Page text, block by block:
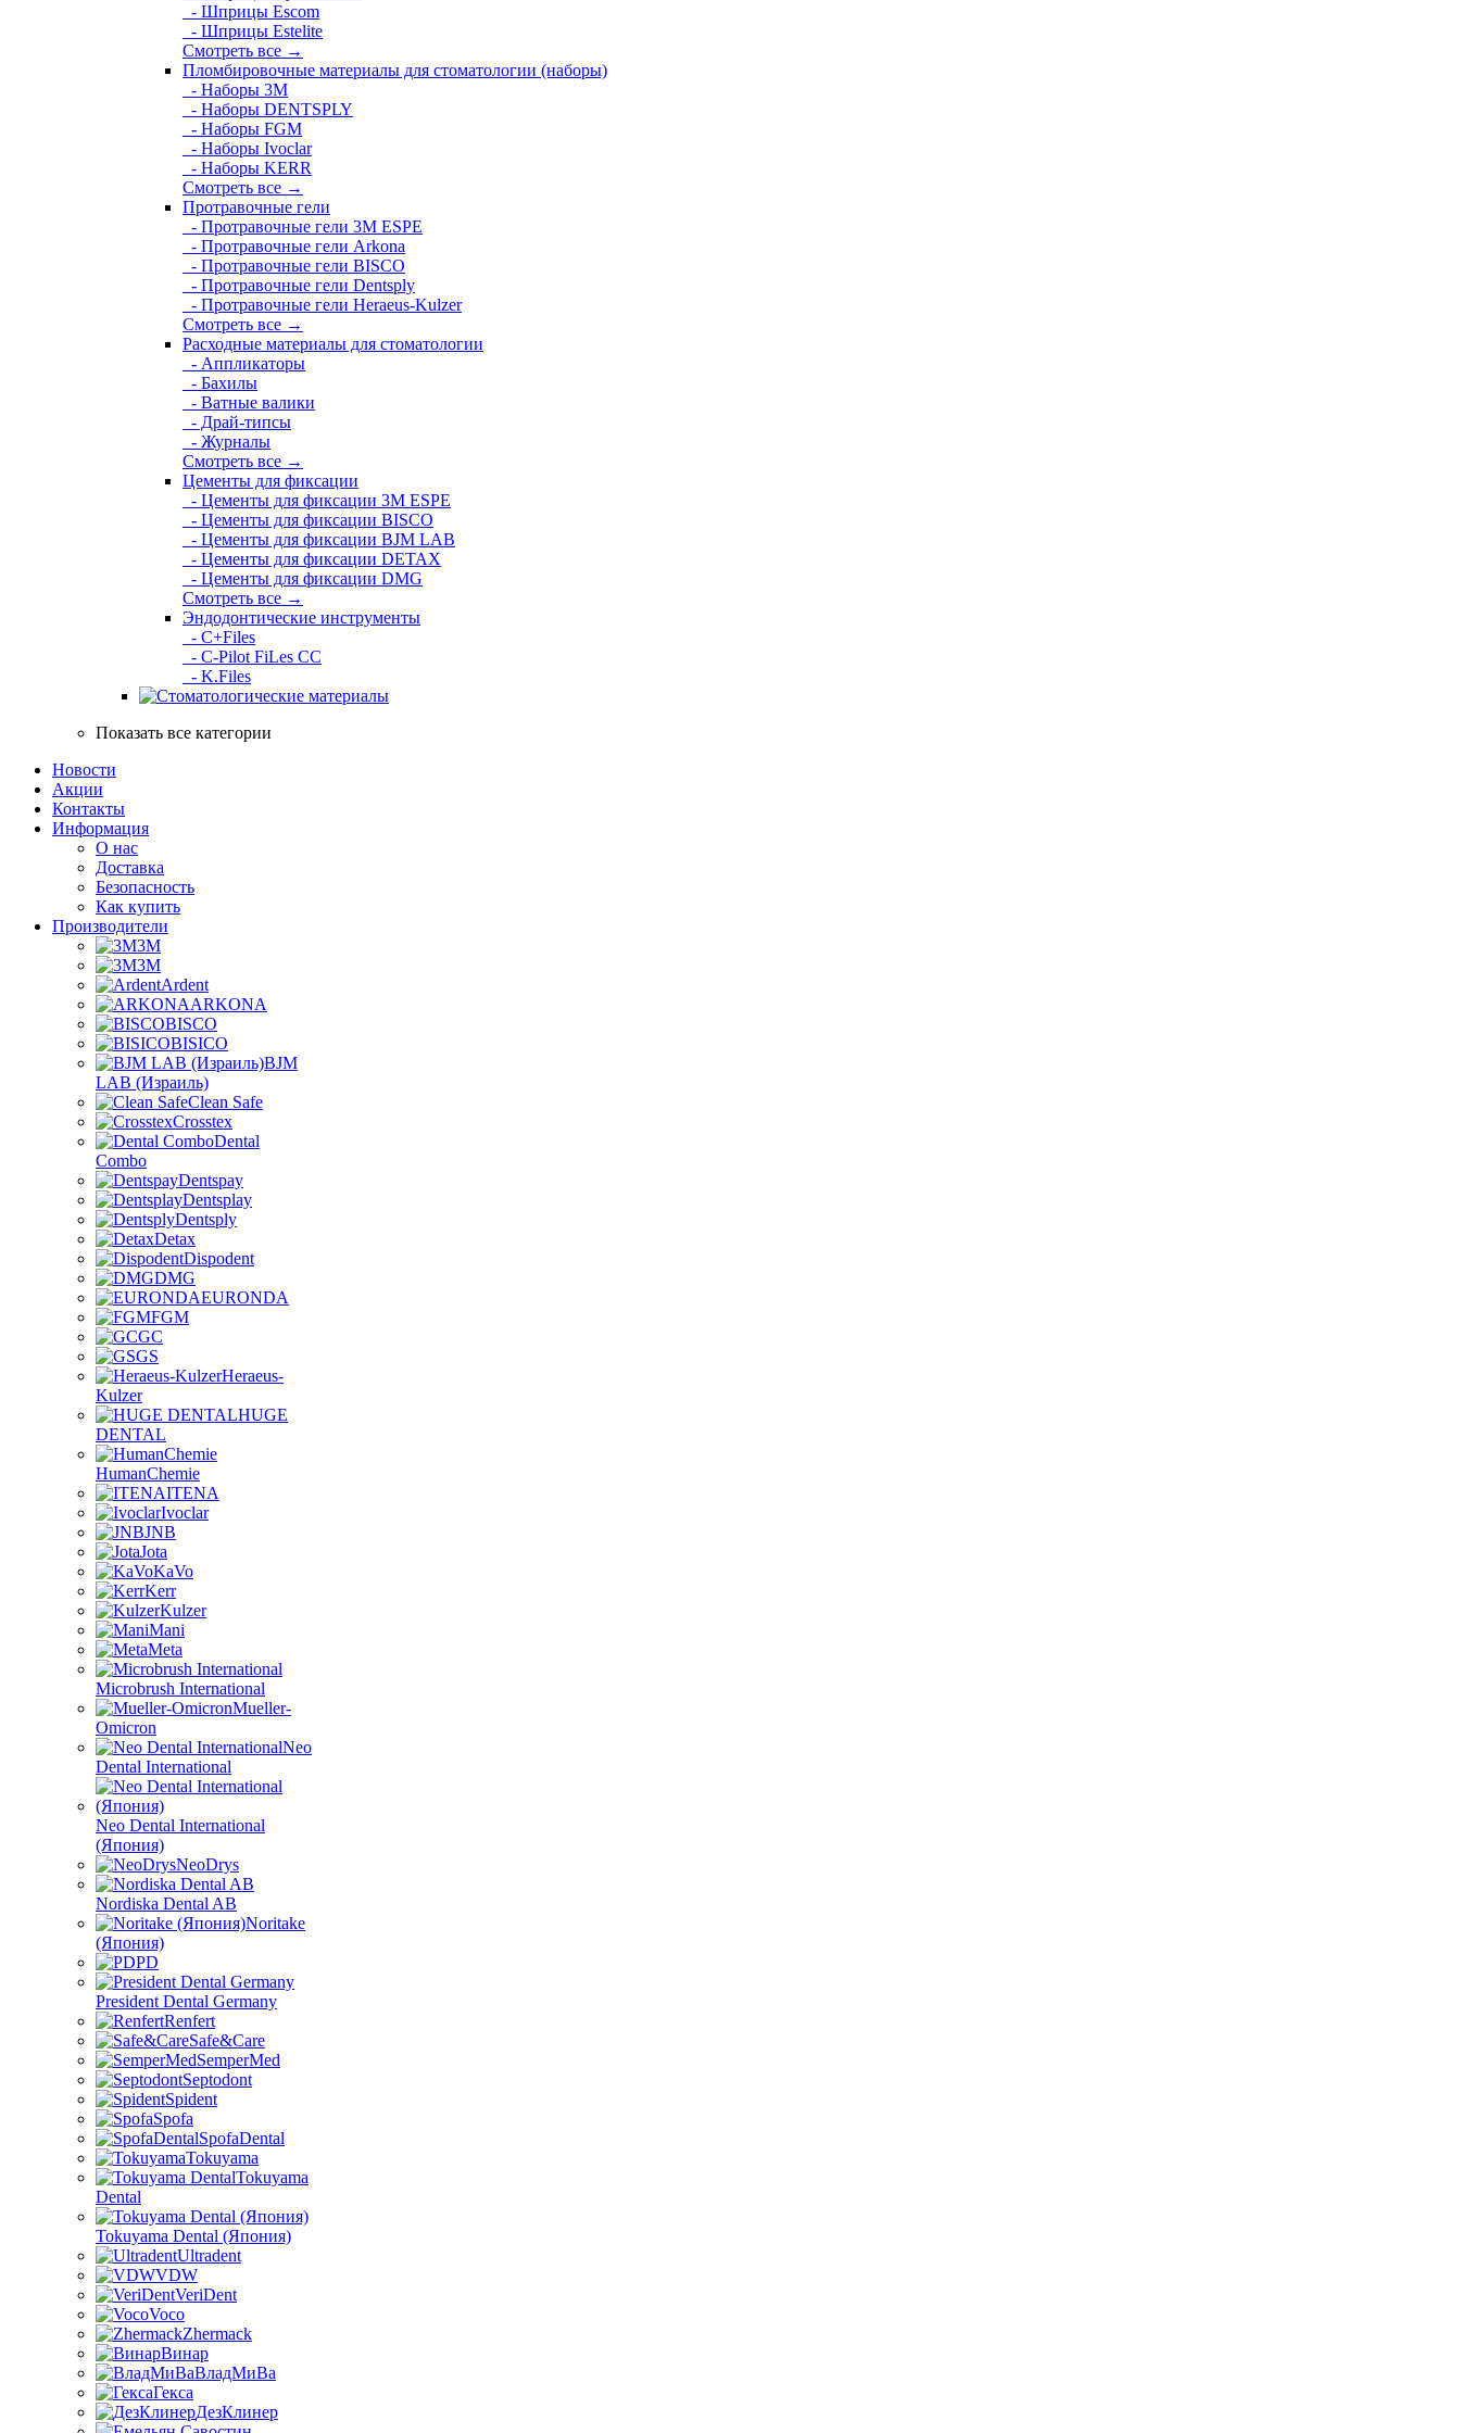
- Шприцы Escom
- Шприцы Estelite
Смотреть все →
Пломбировочные материалы для стоматологии (наборы)
- Наборы 3М
- Наборы DENTSPLY
- Наборы FGM
- Наборы Ivoclar
- Наборы KERR
Смотреть все →
Протравочные гели
- Протравочные гели 3М ESPE
- Протравочные гели Arkona
- Протравочные гели BISCO
- Протравочные гели Dentsply
- Протравочные гели Heraeus-Kulzer
Смотреть все →
Расходные материалы для стоматологии
- Аппликаторы
- Бахилы
- Ватные валики
- Драй-типсы
- Журналы
Смотреть все →
Цементы для фиксации
- Цементы для фиксации 3M ESPE
- Цементы для фиксации BISCO
- Цементы для фиксации BJM LAB
- Цементы для фиксации DETAX
- Цементы для фиксации DMG
Смотреть все →
Эндодонтические инструменты
- C+Files
- C-Pilot FiLes CC
- K.Files
Показать все категории
Новости
Акции
Контакты
Информация
О нас
Доставка
Безопасность
Как купить
Производители
3M
3М
Ardent
ARKONA
BISCO
BISICO
BJM
LAB (Израиль)
Clean Safe
Crosstex
Dental
Combo
Dentspay
Dentsplay
Dentsply
Detax
Dispodent
DMG
EURONDA
FGM
GC
GS
Heraeus-
Kulzer
HUGE
DENTAL
HumanChemie
ITENA
Ivoclar
JNB
Jota
KaVo
Kerr
Kulzer
Mani
Meta
Microbrush International
Mueller-
Omicron
Neo
Dental International
Neo Dental International
(Япония)
NeoDrys
Nordiska Dental AB
Noritake
(Япония)
PD
President Dental Germany
Renfert
Safe&Care
SemperMed
Septodont
Spident
Spofa
SpofaDental
Tokuyama
Tokuyama
Dental
Tokuyama Dental (Япония)
Ultradent
VDW
VeriDent
Voco
Zhermack
Винар
ВладМиВа
Гекса
ДезКлинер